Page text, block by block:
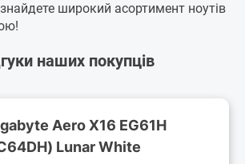
широкий асортимент ноутів
наших покупців
Aero X16 EG61H
Lunar White